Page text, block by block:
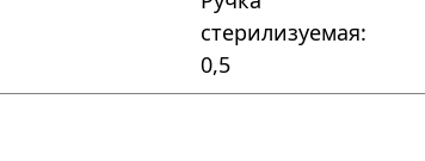
стерилизуемая:
0,5